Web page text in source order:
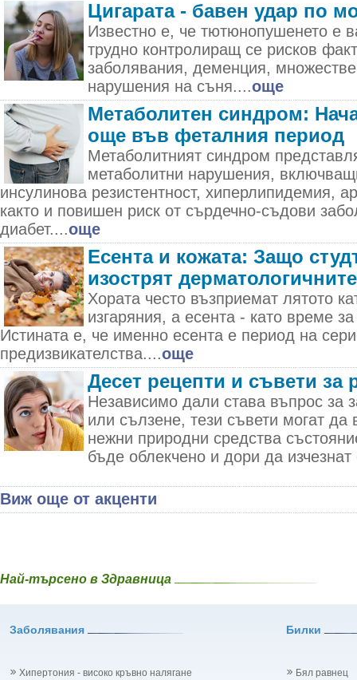
Цигарата - бавен удар по
Известно е, че тютюнопушенето е
трудно контролиращ се рисков
заболявания, деменция,
нарушения на съня....още
Метаболитен синдром:
още във феталния период
Метаболитният синдром
метаболитни нарушения,
инсулинова резистентност, хиперлипидемия,
както и повишен риск от сърдечно-съдови
диабет....още
Есента и кожата: Защо
изострят
Хората често възприемат лятото
изгаряния, а есента - като време
Истината е, че именно есента е период на
предизвикателства....още
Десет рецепти и съвети за
Независимо дали става въпрос за
или сълзене, тези съвети могат
нежни природни средства
бъде облекчено и дори да
Виж още от акценти
Най-търсено в Здравница
Заболявания Билки
Хипертония - високо кръвно налягане Бял равнец